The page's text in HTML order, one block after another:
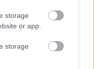
storage
or app.
storage